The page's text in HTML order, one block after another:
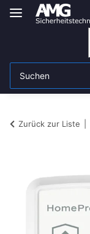
Zurück zur Liste